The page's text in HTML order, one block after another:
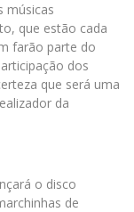
músicas
que estão cada
farão parte do
dos
que será uma
da
o disco
de